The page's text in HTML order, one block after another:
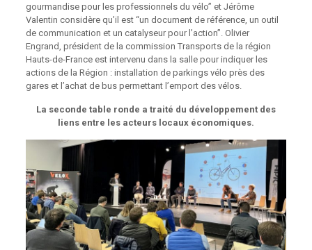
gourmandise pour les professionnels du vélo” et Jérôme
Valentin considère qu’il est “un document de référence, un outil
de communication et un catalyseur pour l’action”. Olivier
Engrand, président de la commission Transports de la région
Hauts-de-France est intervenu dans la salle pour indiquer les
actions de la Région : installation de parkings vélo près des
gares et l’achat de bus permettant l’emport des vélos.
La seconde table ronde a traité du développement des
liens entre les acteurs locaux économiques.